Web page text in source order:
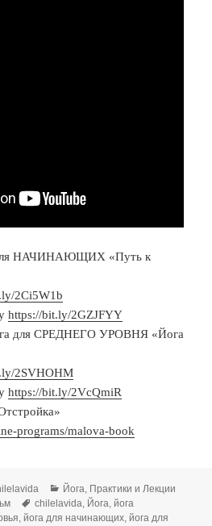
НАЧИНАЮЩИХ «Путь к
2Ci5W1b
https://bit.ly/2GZJFYY
для СРЕДНЕГО УРОВНЯ «Йога
2SVHOHM
https://bit.ly/2VcQmiR
programs/malova-book
Рубрики
Йога, Практики и Лекции
Метки
chilelavida, Йога,йога
,йога для начинающих,йога для